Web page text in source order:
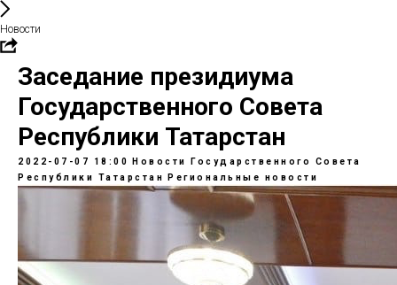
Новости
Заседание президиума
Государственного Совета
Республики Татарстан
2022-07-07 18:00
Новости Государственного Совета
Республики Татарстан
Региональные новости